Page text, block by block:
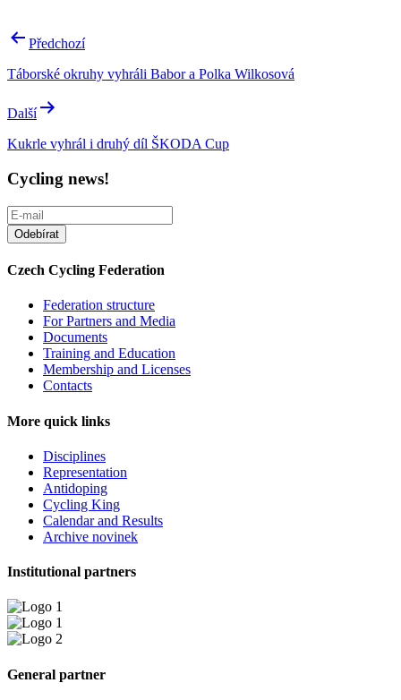
Post
navigation
Předchozí
Táborské okruhy vyhráli Babor a Polka Wilkosová
Další
Kukrle vyhrál i druhý díl ŠKODA Cup
Cycling news!
Czech Cycling Federation
Federation structure
For Partners and Media
Documents
Training and Education
Membership and Licenses
Contacts
More quick links
Disciplines
Representation
Antidoping
Cycling King
Calendar and Results
Archive novinek
Institutional partners
General partner